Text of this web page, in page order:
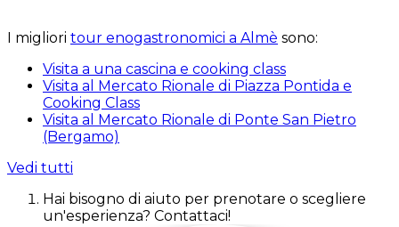
I migliori tour enogastronomici a Almè sono:
Visita a una cascina e cooking class
Visita al Mercato Rionale di Piazza Pontida e
Cooking Class
Visita al Mercato Rionale di Ponte San Pietro
(Bergamo)
Vedi tutti
Hai bisogno di aiuto per prenotare o scegliere
un'esperienza? Contattaci!